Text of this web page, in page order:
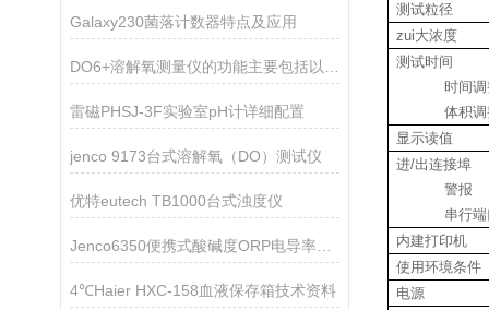
Galaxy230菌落计数器特点及应用
雷磁PHSJ-3F实验室pH计详细配置
jenco 9173台式溶解氧（DO）测试仪
优特eutech TB1000台式浊度仪
4℃Haier HXC-158血液保存箱技术资料
测试粒径
zui大浓度
测试时间
时间
体积
显示读值
进/出连接埠
警报
串行
内建打印机
使用环境条件
电源